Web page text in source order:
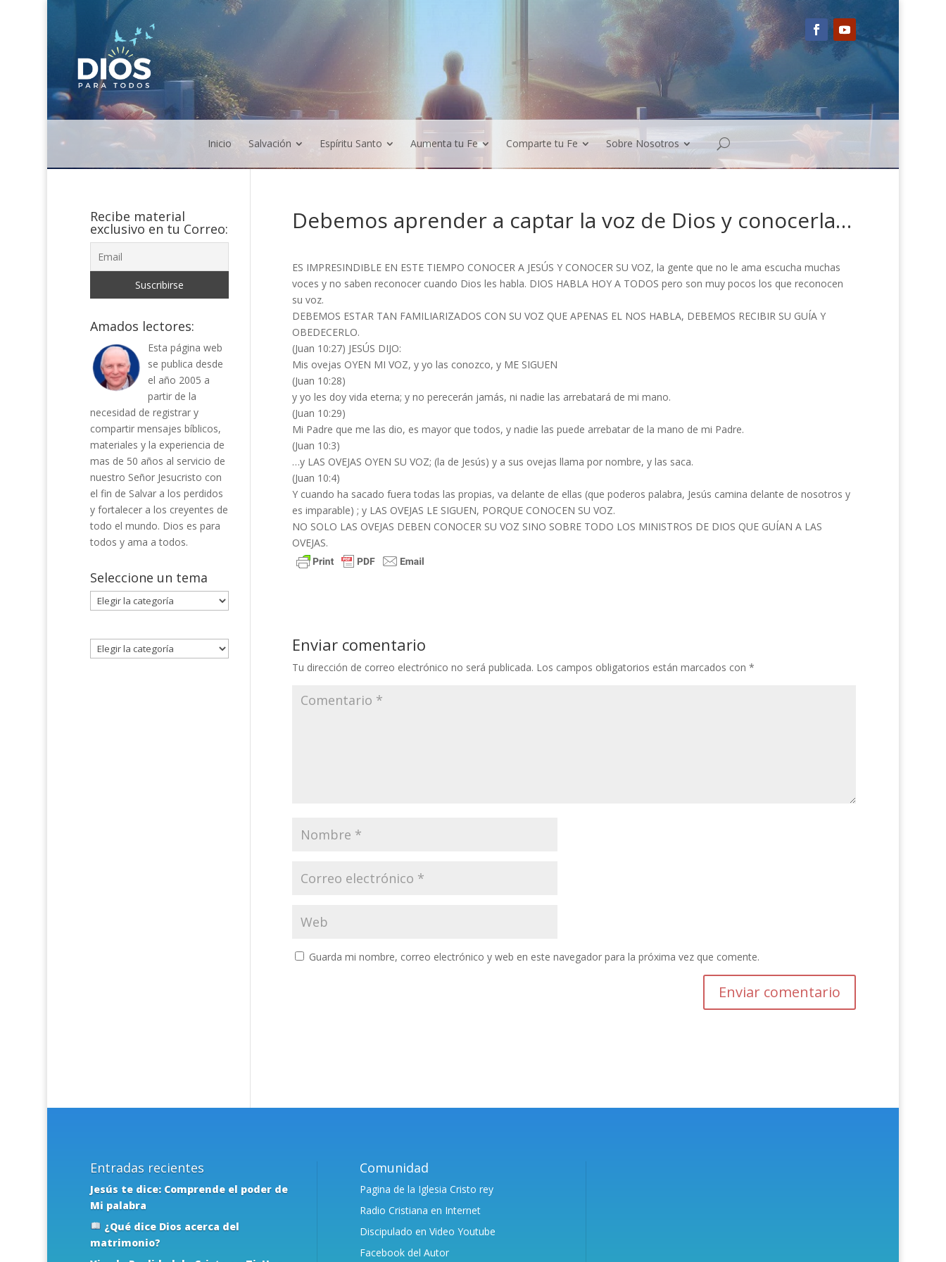
Inicio Salvación Espíritu Santo Aumenta tu Fe Comparte tu Fe Sobre Nosotros
Debemos aprender a captar la voz de Dios y conocerla…
ES IMPRESINDIBLE EN ESTE TIEMPO CONOCER A JESÚS Y CONOCER SU VOZ, la gente que no le ama escucha muchas
voces y no saben reconocer cuando Dios les habla. DIOS HABLA HOY A TODOS pero son muy pocos los que reconocen
su voz.
DEBEMOS ESTAR TAN FAMILIARIZADOS CON SU VOZ QUE APENAS EL NOS HABLA, DEBEMOS RECIBIR SU GUÍA Y
OBEDECERLO.
(Juan 10:27) JESÚS DIJO:
Mis ovejas OYEN MI VOZ, y yo las conozco, y ME SIGUEN
(Juan 10:28)
y yo les doy vida eterna; y no perecerán jamás, ni nadie las arrebatará de mi mano.
(Juan 10:29)
Mi Padre que me las dio, es mayor que todos, y nadie las puede arrebatar de la mano de mi Padre.
(Juan 10:3)
…y LAS OVEJAS OYEN SU VOZ; (la de Jesús) y a sus ovejas llama por nombre, y las saca.
(Juan 10:4)
Y cuando ha sacado fuera todas las propias, va delante de ellas (que poderos palabra, Jesús camina delante de nosotros y
es imparable) ; y LAS OVEJAS LE SIGUEN, PORQUE CONOCEN SU VOZ.
NO SOLO LAS OVEJAS DEBEN CONOCER SU VOZ SINO SOBRE TODO LOS MINISTROS DE DIOS QUE GUÍAN A LAS
OVEJAS.
Enviar comentario
Tu dirección de correo electrónico no será publicada. Los campos obligatorios están marcados con *
Guarda mi nombre, correo electrónico y web en este navegador para la próxima vez que comente.
Recibe material
exclusivo en tu Correo:
Amados lectores:
Esta página web
se publica desde
el año 2005 a
partir de la
necesidad de registrar y
compartir mensajes bíblicos,
materiales y la experiencia de
mas de 50 años al servicio de
nuestro Señor Jesucristo con
el fin de Salvar a los perdidos
y fortalecer a los creyentes de
todo el mundo. Dios es para
todos y ama a todos.
Seleccione un tema
Seleccione
un
Entradas recientes
Jesús te dice: Comprende el poder de
Mi palabra
¿Qué dice Dios acerca del
matrimonio?
Comunidad
Pagina de la Iglesia Cristo rey
Radio Cristiana en Internet
Discipulado en Video Youtube
Facebook del Autor